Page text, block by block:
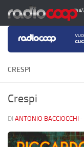
Salta al contenuto
CRESPI
Crespi
DI ANTONIO BACCIOCCHI ·